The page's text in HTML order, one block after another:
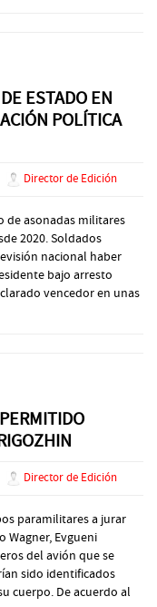
ESTADO EN
POLÍTICA
Director de Edición
de asonadas militares
2020. Soldados
nacional haber
bajo arresto
vencedor en unas
Director de Edición
paramilitares a jurar
Wagner, Evgueni
del avión que se
sido identificados
cuerpo. De acuerdo al